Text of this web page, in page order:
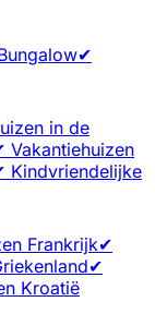
✔
in de
Vakantiehuizen
Kindvriendelijke
Frankrijk✔
✔
Kroatië